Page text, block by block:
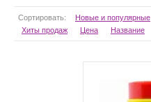
Сортировать: Новые и популярные
Хиты продаж
Цена Название